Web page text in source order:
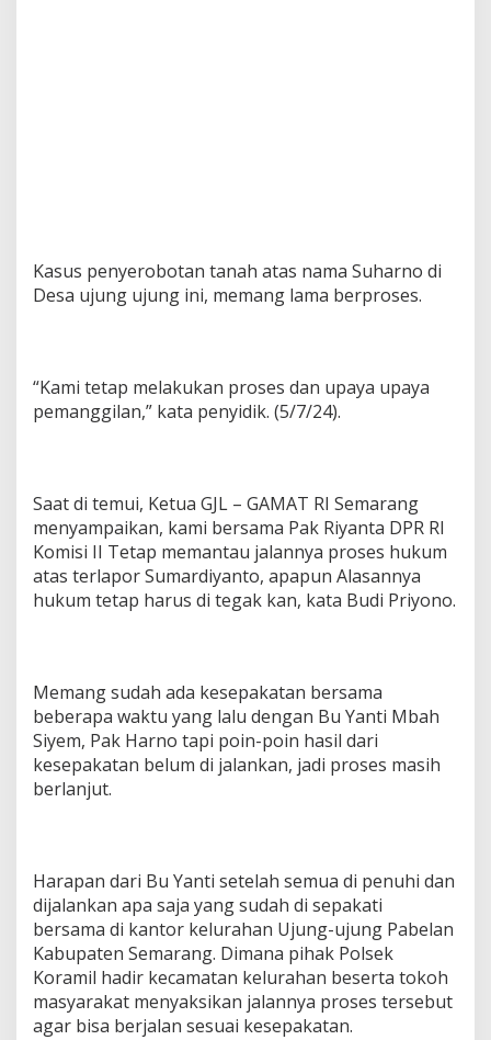
Kasus penyerobotan tanah atas nama Suharno di
Desa ujung ujung ini, memang lama berproses.
“Kami tetap melakukan proses dan upaya upaya
pemanggilan,” kata penyidik. (5/7/24).
Saat di temui, Ketua GJL – GAMAT RI Semarang
menyampaikan, kami bersama Pak Riyanta DPR RI
Komisi II Tetap memantau jalannya proses hukum
atas terlapor Sumardiyanto, apapun Alasannya
hukum tetap harus di tegak kan, kata Budi Priyono.
Memang sudah ada kesepakatan bersama
beberapa waktu yang lalu dengan Bu Yanti Mbah
Siyem, Pak Harno tapi poin-poin hasil dari
kesepakatan belum di jalankan, jadi proses masih
berlanjut.
Harapan dari Bu Yanti setelah semua di penuhi dan
dijalankan apa saja yang sudah di sepakati
bersama di kantor kelurahan Ujung-ujung Pabelan
Kabupaten Semarang. Dimana pihak Polsek
Koramil hadir kecamatan kelurahan beserta tokoh
masyarakat menyaksikan jalannya proses tersebut
agar bisa berjalan sesuai kesepakatan.